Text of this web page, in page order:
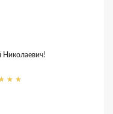
Николаевич!